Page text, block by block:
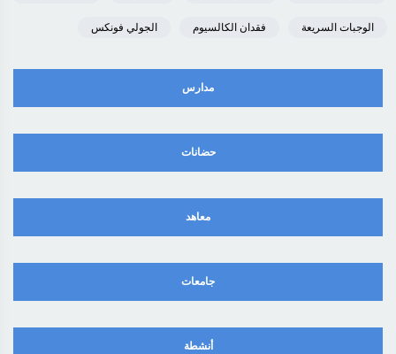
الوجبات السريعة فقدان الكالسيوم الجولي فونكس
مدارس
حضانات
معاهد
جامعات
أنشطة